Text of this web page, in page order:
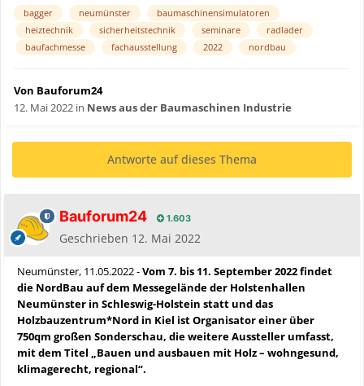
bagger neumünster
baumaschinensimulatoren
heiztechnik
sicherheitstechnik seminare
radlader
baufachmesse
fachausstellung 2022 nordbau
Von Bauforum24
12. Mai 2022 in News aus der Baumaschinen Industrie
Antworte auf dieses Thema
Bauforum24 1.603
Geschrieben 12. Mai 2022
Neumünster, 11.05.2022 -Vom 7. bis 11. September 2022 findet
die NordBau auf dem Messegelände der Holstenhallen
Neumünster in Schleswig-Holstein statt und das
Holzbauzentrum*Nord in Kiel ist Organisator einer über
750qm großen Sonderschau, die weitere Aussteller umfasst,
mit dem Titel „Bauen und ausbauen mit Holz – wohngesund,
klimagerecht, regional“.